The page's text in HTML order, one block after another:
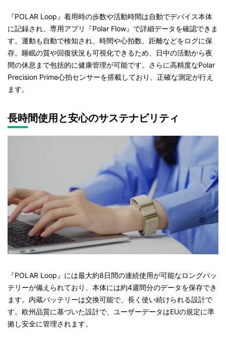
『POLAR Loop』着用時の歩数や活動時間は自動でデバイス本体
に記録され、専用アプリ『Polar Flow』で詳細データを確認できま
す。運動も自動で検知され、時間や心拍数、距離などをログに保
存。睡眠の質や回復状況も可視化できるため、日中の活動から夜
間の休息まで包括的に健康管理が可能です。さらに高精度なPolar
Precision Prime心拍センサーを搭載しており、正確な測定が行え
ます。
長時間使用と安心のサステナビリティ
『POLAR Loop』には最大約8日間の連続使用が可能なロングバッ
テリーが備えられており、本体には約4週間分のデータを保存でき
ます。内蔵バッテリーは交換可能で、長く使い続けられる設計で
す。欧州品質に基づいた設計で、ユーザーデータはEUの規定に準
拠し安全に管理されます。